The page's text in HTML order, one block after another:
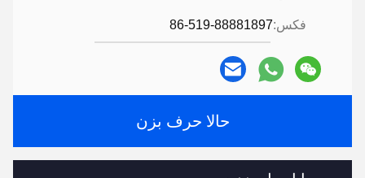
فکس:86-519-88881897
حالا حرف بزن